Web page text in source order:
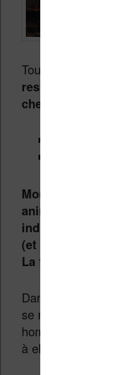
Tout ceci est
reste
chefs d’œuvre
Mon préféré
animaux, même
indispensable,
(et reste
La ferme… en
Dans
se révoltent.
hommes et les
à elles-même et